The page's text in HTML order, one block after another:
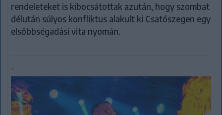
rendeleteket is kibocsátottak azután, hogy szombat
délután súlyos konfliktus alakult ki Csatószegen egy
elsőbbségadási vita nyomán.
`